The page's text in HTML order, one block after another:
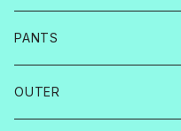
PANTS
OUTER